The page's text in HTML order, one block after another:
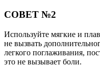
СОВЕТ №2
Используйте мягкие и
не вызвать
легкого поглаживания,
это не вызывает боли.